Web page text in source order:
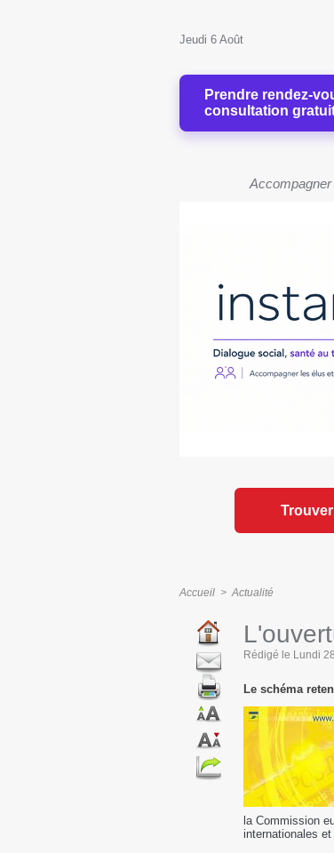
Jeudi 6 Août
Prendre rendez-
consultation
Accompagner
Accueil > Actualité
Rédigé le Lundi
Le schéma
la Commission
internationales